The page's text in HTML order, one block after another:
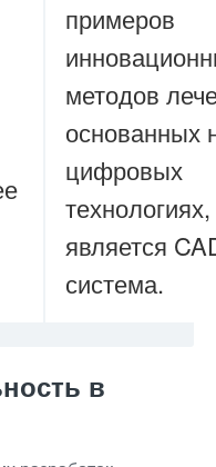
примеров
методов
основанных
цифровых
технологиях,
является
система.
в